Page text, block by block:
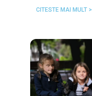
CITESTE MAI MULT >